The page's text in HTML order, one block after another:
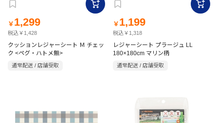
￥ 1,299
税込￥1,428
クッションレジャーシート Ｍ チェッ
ク <ペグ・ハトメ無>
通常配送 / 店舗受取
￥ 1,199
税込￥1,318
レジャーシート プラージュ LL
180×180cm マリン柄
通常配送 / 店舗受取